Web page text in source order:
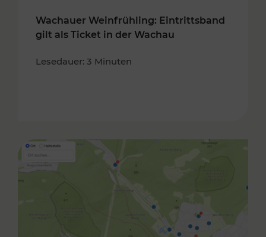
Wachauer Weinfrühling: Eintrittsband
gilt als Ticket in der Wachau
Lesedauer: 3 Minuten